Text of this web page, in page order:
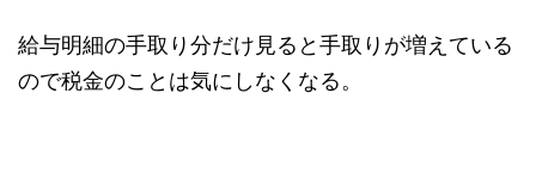
給与明細の手取り分だけ見ると手取りが増えている
ので税金のことは気にしなくなる。